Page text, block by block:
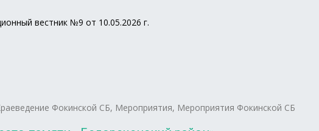
вестник №9 от 10.05.2026 г.
Фокинской СБ, Мероприятия, Мероприятия Фокинской СБ